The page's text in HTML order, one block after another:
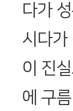
다가
시다가
이 진
에 구